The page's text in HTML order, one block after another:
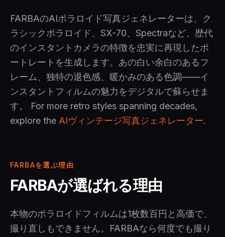
FARBAのAIポラロイド写真ジェネレーターは、ク
ラシックポラロイド、SX-70、Spectraなど、歴代
のインスタントカメラの特徴を忠実に再現したポ
ートレートを生成します。あの白い余白のあるフ
レーム、独特の退色感、暖かみのある色調——イ
ンスタントフィルムの魅力をデジタルで蘇らせま
す。 For more retro styles spanning decades,
explore the AIヴィンテージ写真ジェネレーター.
FARBAを選ぶ理由
FARBAが選ばれる理由
本物のポラロイドフィルムは1枚数百円と高価で、
撮り直しもできません。FARBAなら何度でも撮り